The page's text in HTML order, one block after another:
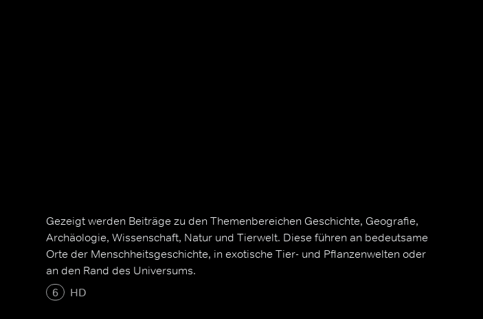
Gezeigt werden Beiträge zu den Themenbereichen Geschichte, Geografie,
Archäologie, Wissenschaft, Natur und Tierwelt. Diese führen an bedeutsame
Orte der Menschheitsgeschichte, in exotische Tier- und Pflanzenwelten oder
an den Rand des Universums.
6
HD